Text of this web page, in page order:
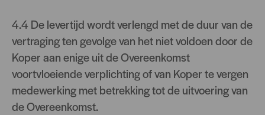
4.4 De levertijd wordt verlengd met de duur van de
vertraging ten gevolge van het niet voldoen door de
Koper aan enige uit de Overeenkomst
voortvloeiende verplichting of van Koper te vergen
medewerking met betrekking tot de uitvoering van
de Overeenkomst.